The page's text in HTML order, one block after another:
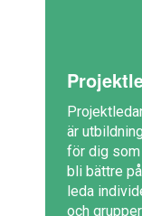
är
för dig
bli bättre
leda
och